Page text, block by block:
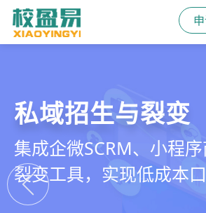
教培行业CRM
以学员为中心，打通从
教学到复购转介绍的全
引擎
智能销售漏斗
线索自动分配、标准化
化分析，打造高绩效招
精细化客户运营
360°学员画像、自动化
能续费预警，深度挖掘
私域招生与裂变
集成企微SCRM、小程
裂变工具，实现低成本